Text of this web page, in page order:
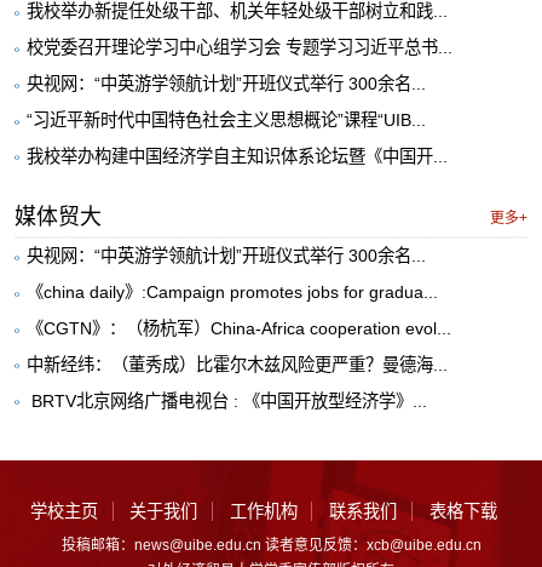
我校举办新提任处级干部、机关年轻处级干部树立和践...
校党委召开理论学习中心组学习会 专题学习习近平总书...
央视网：“中英游学领航计划”开班仪式举行 300余名...
“习近平新时代中国特色社会主义思想概论”课程“UIB...
我校举办构建中国经济学自主知识体系论坛暨《中国开...
媒体贸大 更多+
央视网：“中英游学领航计划”开班仪式举行 300余名...
《china daily》:Campaign promotes jobs for gradua...
《CGTN》：（杨杭军）China-Africa cooperation evol...
中新经纬：（董秀成）比霍尔木兹风险更严重？曼德海...
​ BRTV北京网络广播电视台 : 《中国开放型经济学》...
学校主页 关于我们 工作机构 联系我们 表格下载
投稿邮箱：news@uibe.edu.cn 读者意见反馈：xcb@uibe.edu.cn